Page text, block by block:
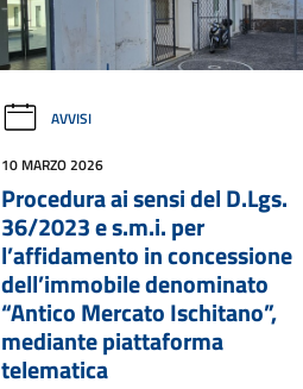
AVVISI
10 MARZO 2026
Procedura ai sensi del D.Lgs.
36/2023 e s.m.i. per
l’affidamento in concessione
dell’immobile denominato
“Antico Mercato Ischitano”,
mediante piattaforma
telematica